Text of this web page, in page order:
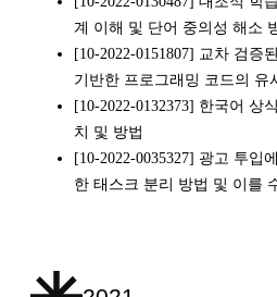
계 이해 및 단어 중의성 해소
[10-2022-0151807] 교차 검증
기반한 프로그래밍 코드의 유
[10-2022-0132373] 한국어 상
치 및 방법
[10-2022-0035327] 광고 투입
한 태스크 분리 방법 및 이를